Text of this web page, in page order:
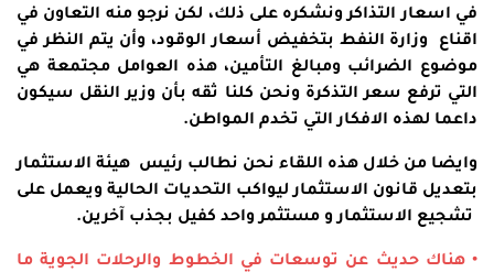
في اسعار التذاكر ونشكره على ذلك، لكن نرجو منه التعاون في
اقناع وزارة النفط بتخفيض أسعار الوقود، وأن يتم النظر في
موضوع الضرائب ومبالغ التأمين، هذه العوامل مجتمعة هي
التي ترفع سعر التذكرة ونحن كلنا ثقه بأن وزير النقل سيكون
داعما لهذه الافكار التي تخدم المواطن.
وايضا من خلال هذه اللقاء نحن نطالب رئيس هيئة الاستثمار
بتعديل قانون الاستثمار ليواكب التحديات الحالية ويعمل على
تشجيع الاستثمار و مستثمر واحد كفيل بجذب آخرين.
• هناك حديث عن توسعات في الخطوط والرحلات الجوية ما